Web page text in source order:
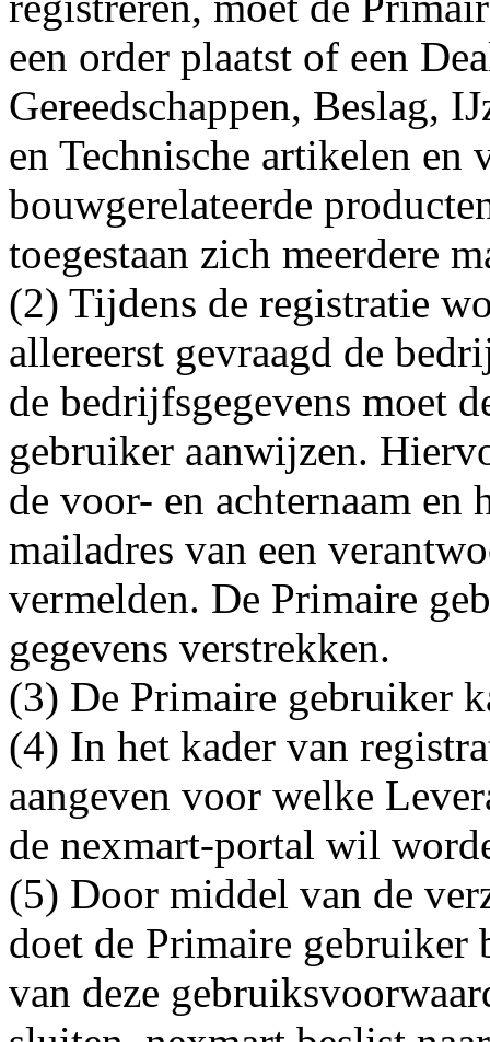
een order plaatst of een
Gereedschappen, Beslag,
en Technische artikelen en
bouwgerelateerde
toegestaan zich meerdere
(2) Tijdens de registratie
allereerst gevraagd de
de bedrijfsgegevens moet
gebruiker aanwijzen.
de voor- en achternaam en
mailadres van een
vermelden. De Primaire
gegevens verstrekken.
(3) De Primaire gebruiker
(4) In het kader van
aangeven voor welke
de nexmart-portal wil
(5) Door middel van de
doet de Primaire gebruiker
van deze